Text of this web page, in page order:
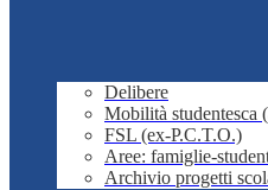
Delibere
Mobilità studentesca
FSL (ex-P.C.T.O.)
Aree: famiglie-
Archivio progetti